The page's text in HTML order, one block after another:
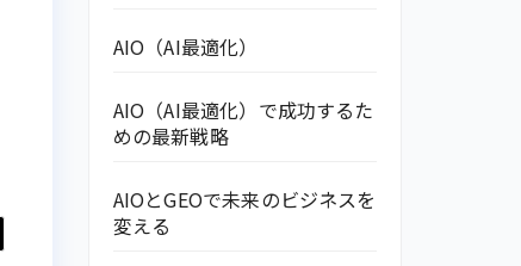
AIO（AI最適化）
AIO（AI最適化）で成功するた
めの最新戦略
AIOとGEOで未来のビジネスを
変える